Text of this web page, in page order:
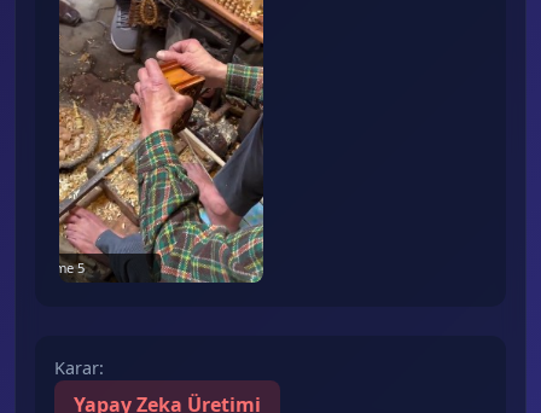
Frame5
Karar:
Yapay Zeka Üretimi